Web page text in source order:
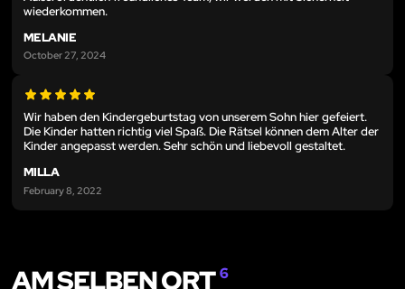
wiederkommen.
MELANIE
October 27, 2024
Wir haben den Kindergeburtstag von unserem Sohn hier gefeiert.
Die Kinder hatten richtig viel Spaß. Die Rätsel können dem Alter der
Kinder angepasst werden. Sehr schön und liebevoll gestaltet.
MILLA
February 8, 2022
AM SELBEN ORT6